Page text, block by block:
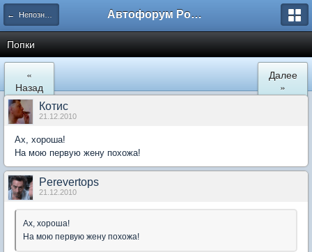
← Непознанное Автофорум Ростова-на-Дону
Попки
«
Назад
Далее
»
Котис
21.12.2010
Ах, хороша!
На мою первую жену похожа!
Perevertops
21.12.2010
Ах, хороша!
На мою первую жену похожа!